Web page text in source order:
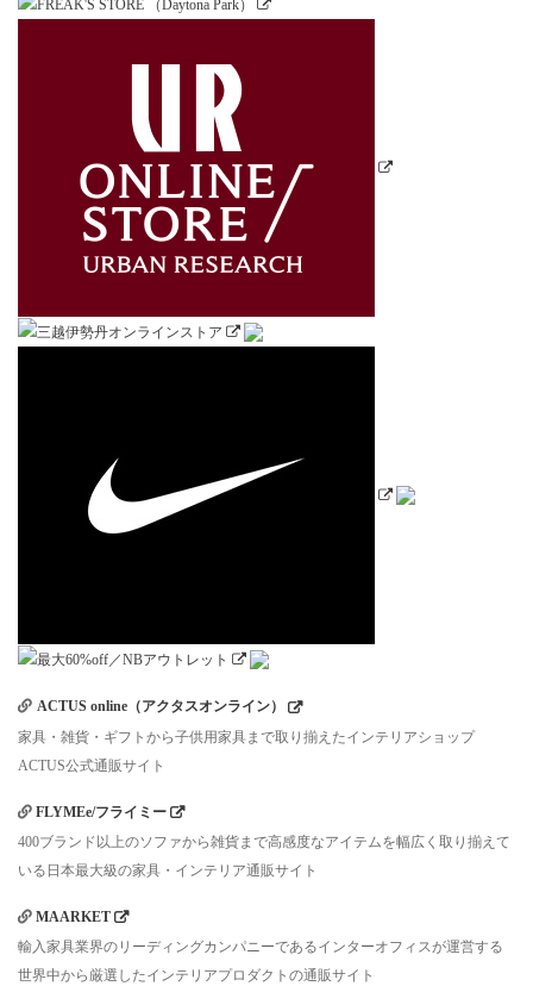
ACTUS online（アクタスオンライン）
家具・雑貨・ギフトから子供用家具まで取り揃えたインテリアショップ
ACTUS公式通販サイト
FLYMEe/フライミー
400ブランド以上のソファから雑貨まで高感度なアイテムを幅広く取り揃えて
いる日本最大級の家具・インテリア通販サイト
MAARKET
輸入家具業界のリーディングカンパニーであるインターオフィスが運営する
世界中から厳選したインテリアプロダクトの通販サイト